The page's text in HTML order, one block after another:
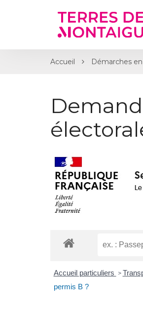
Accueil Démarches
Accueil particuliers >
permis B ?